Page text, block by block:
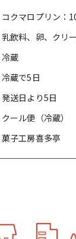
コクマロプリン：
乳飲料、卵、クリ
冷蔵
冷蔵で5日
発送日より5日
クール便（冷蔵）
菓子工房喜多亭